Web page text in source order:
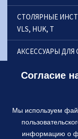
СТОЛЯРНЫE
VLS, HUK, T
АКСЕССУАРЫ ДЛЯ
ШАРНИРНЫЕ
ЗАЖИМЫ ДЛЯ
Согласие
Мы используем
информацию о